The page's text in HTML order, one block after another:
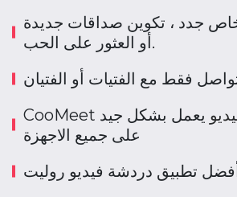
جدد ، تكوين صداقات جديدة
أو العثور على الحب.
CooMeet يعمل بشكل جيد
على جميع الاجهزة